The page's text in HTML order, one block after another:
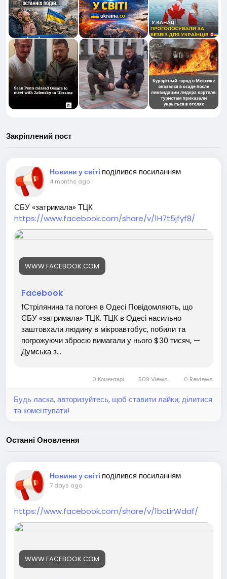
Закріплений пост
Новини у світі поділився посиланням
4 months ago
СБУ «затримала» ТЦК
https://www.facebook.com/share/v/1H7t5jfyf8/
WWW.FACEBOOK.COM
Facebook
❗️Стрілянина та погоня в Одесі Повідомляють, що
СБУ «затримала» ТЦК. ТЦК в Одесі насильно
заштовхали людину в мікроавтобус, побили та
погрожуючи зброєю вимагали у нього $30 тисяч, —
Думська з...
0 Коментарі 509 Views 0 Reviews
Будь ласка, авторизуйтесь, щоб ставити лайки, ділитися
та коментувати!
Останні Оновлення
Новини у світі поділився посиланням
7 days ago
https://www.facebook.com/share/v/1bcLirWdaf/
WWW.FACEBOOK.COM